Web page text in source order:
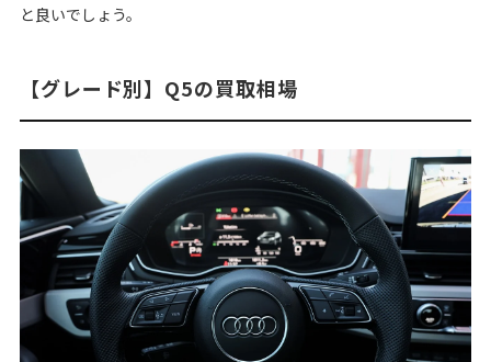
と良いでしょう。
【グレード別】Q5の買取相場